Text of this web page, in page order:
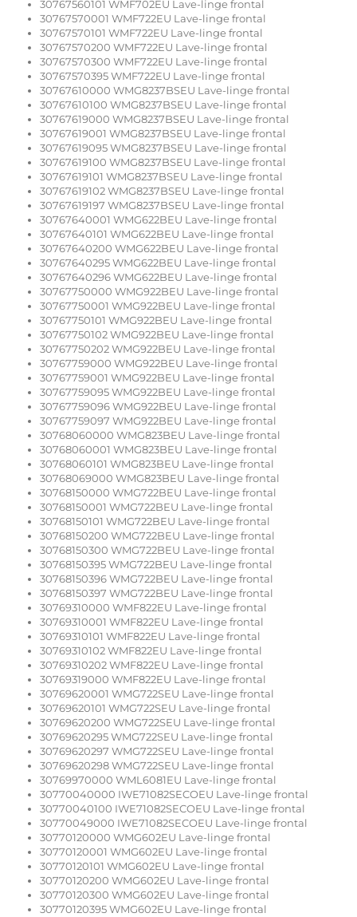
30767560101 WMF702EU Lave-linge frontal
30767570001 WMF722EU Lave-linge frontal
30767570101 WMF722EU Lave-linge frontal
30767570200 WMF722EU Lave-linge frontal
30767570300 WMF722EU Lave-linge frontal
30767570395 WMF722EU Lave-linge frontal
30767610000 WMG8237BSEU Lave-linge frontal
30767610100 WMG8237BSEU Lave-linge frontal
30767619000 WMG8237BSEU Lave-linge frontal
30767619001 WMG8237BSEU Lave-linge frontal
30767619095 WMG8237BSEU Lave-linge frontal
30767619100 WMG8237BSEU Lave-linge frontal
30767619101 WMG8237BSEU Lave-linge frontal
30767619102 WMG8237BSEU Lave-linge frontal
30767619197 WMG8237BSEU Lave-linge frontal
30767640001 WMG622BEU Lave-linge frontal
30767640101 WMG622BEU Lave-linge frontal
30767640200 WMG622BEU Lave-linge frontal
30767640295 WMG622BEU Lave-linge frontal
30767640296 WMG622BEU Lave-linge frontal
30767750000 WMG922BEU Lave-linge frontal
30767750001 WMG922BEU Lave-linge frontal
30767750101 WMG922BEU Lave-linge frontal
30767750102 WMG922BEU Lave-linge frontal
30767750202 WMG922BEU Lave-linge frontal
30767759000 WMG922BEU Lave-linge frontal
30767759001 WMG922BEU Lave-linge frontal
30767759095 WMG922BEU Lave-linge frontal
30767759096 WMG922BEU Lave-linge frontal
30767759097 WMG922BEU Lave-linge frontal
30768060000 WMG823BEU Lave-linge frontal
30768060001 WMG823BEU Lave-linge frontal
30768060101 WMG823BEU Lave-linge frontal
30768069000 WMG823BEU Lave-linge frontal
30768150000 WMG722BEU Lave-linge frontal
30768150001 WMG722BEU Lave-linge frontal
30768150101 WMG722BEU Lave-linge frontal
30768150200 WMG722BEU Lave-linge frontal
30768150300 WMG722BEU Lave-linge frontal
30768150395 WMG722BEU Lave-linge frontal
30768150396 WMG722BEU Lave-linge frontal
30768150397 WMG722BEU Lave-linge frontal
30769310000 WMF822EU Lave-linge frontal
30769310001 WMF822EU Lave-linge frontal
30769310101 WMF822EU Lave-linge frontal
30769310102 WMF822EU Lave-linge frontal
30769310202 WMF822EU Lave-linge frontal
30769319000 WMF822EU Lave-linge frontal
30769620001 WMG722SEU Lave-linge frontal
30769620101 WMG722SEU Lave-linge frontal
30769620200 WMG722SEU Lave-linge frontal
30769620295 WMG722SEU Lave-linge frontal
30769620297 WMG722SEU Lave-linge frontal
30769620298 WMG722SEU Lave-linge frontal
30769970000 WML6081EU Lave-linge frontal
30770040000 IWE71082SECOEU Lave-linge frontal
30770040100 IWE71082SECOEU Lave-linge frontal
30770049000 IWE71082SECOEU Lave-linge frontal
30770120000 WMG602EU Lave-linge frontal
30770120001 WMG602EU Lave-linge frontal
30770120101 WMG602EU Lave-linge frontal
30770120200 WMG602EU Lave-linge frontal
30770120300 WMG602EU Lave-linge frontal
30770120395 WMG602EU Lave-linge frontal